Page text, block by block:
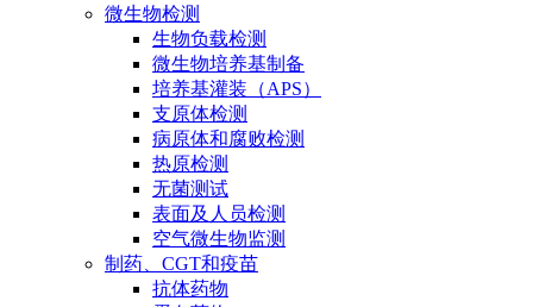
微生物检测
生物负载检测
微生物培养基制备
培养基灌装（APS）
支原体检测
病原体和腐败检测
热原检测
无菌测试
表面及人员检测
空气微生物监测
制药、CGT和疫苗
抗体药物